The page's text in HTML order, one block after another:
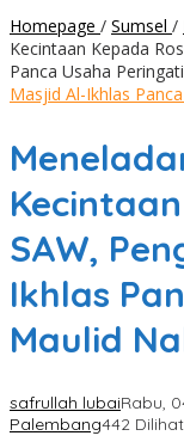
Homepage / Sumsel /
Kecintaan Kepada
Panca Usaha
Masjid Al-Ikhlas
SAW,
Ikhlas
Maulid
safrullah lubaiRabu,
Palembang442 Dilihat